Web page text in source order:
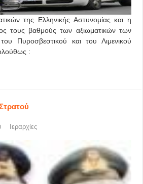
της Ελληνικής Αστυνομίας και η
τους βαθμούς των αξιωματικών των
Πυροσβεστικού και του Λιμενικού
:
Ιεραρχίες